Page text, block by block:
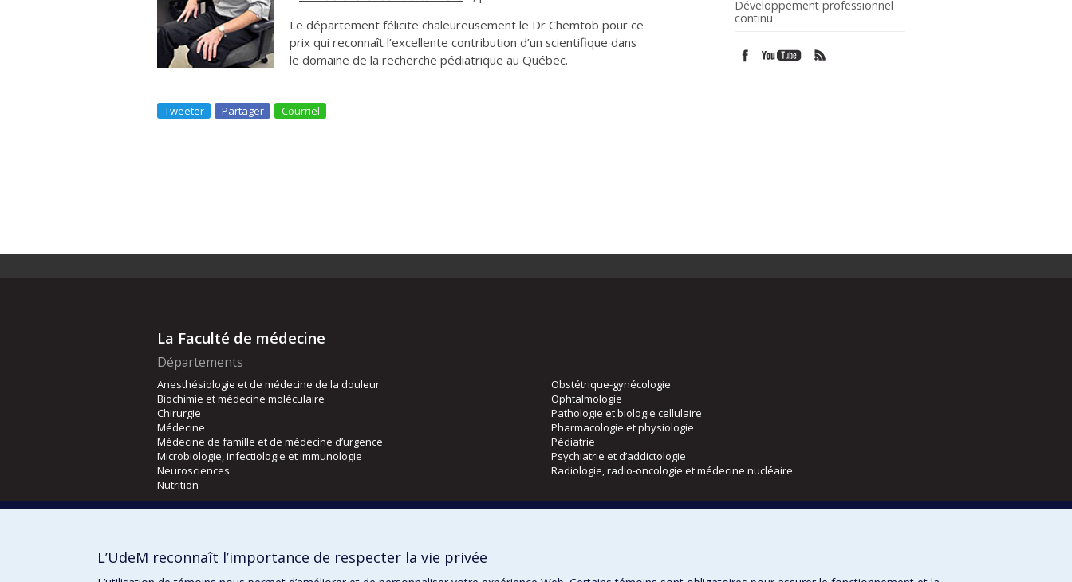
Développement professionnel
continu
Le département félicite chaleureusement le Dr Chemtob pour ce
prix qui reconnaît l’excellente contribution d’un scientifique dans
le domaine de la recherche pédiatrique au Québec.
Tweeter Partager Courriel
La Faculté de médecine
Départements
Anesthésiologie et de médecine de la douleur
Biochimie et médecine moléculaire
Chirurgie
Médecine
Médecine de famille et de médecine d’urgence
Microbiologie, infectiologie et immunologie
Neurosciences
Nutrition
Obstétrique-gynécologie
Ophtalmologie
Pathologie et biologie cellulaire
Pharmacologie et physiologie
Pédiatrie
Psychiatrie et d’addictologie
Radiologie, radio-oncologie et médecine nucléaire
Orthophonie et audiologie
L’UdeM reconnaît l’importance de respecter la vie privée